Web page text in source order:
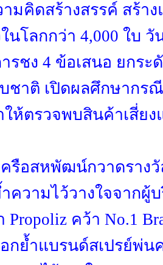
มคิดสร้างสรรค์ สร้า
นโลกกว่า 4,000 ใบ
รชง 4 ข้อเสนอ ยกระ
ชาติ เปิดผลศึกษากร
ให้ตรวจพบสินค้าเสี่ย
รือสหพัฒน์กวาดรางวั
ความไว้วางใจจากผู้
คว้า No.1
กย้ำแบรนด์สเปรย์พ่